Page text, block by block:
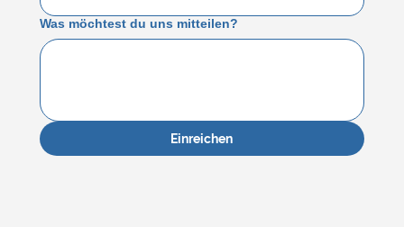
Was möchtest du uns mitteilen?
Einreichen